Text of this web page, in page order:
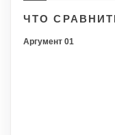
ЧТО
Аргумент 01